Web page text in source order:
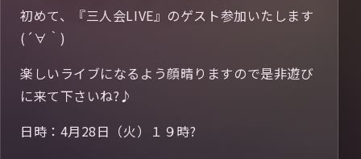
初めて、『三人会LIVE』のゲスト参加いたします
(´∀｀)
楽しいライブになるよう顔晴りますので是非遊び
に来て下さいね?♪
日時：4月28日（火）１９時?